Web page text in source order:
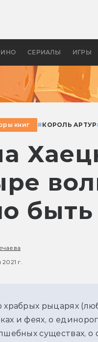
СЕРИАЛЫ ИГРЫ
книг #КОРОЛЬ АРТУР
быть
г.
храбрых рыцарях
и феях, о
существах,